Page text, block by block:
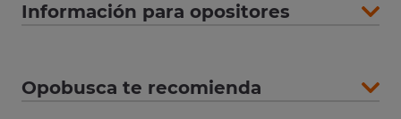
Información para opositores
Opobusca te recomienda